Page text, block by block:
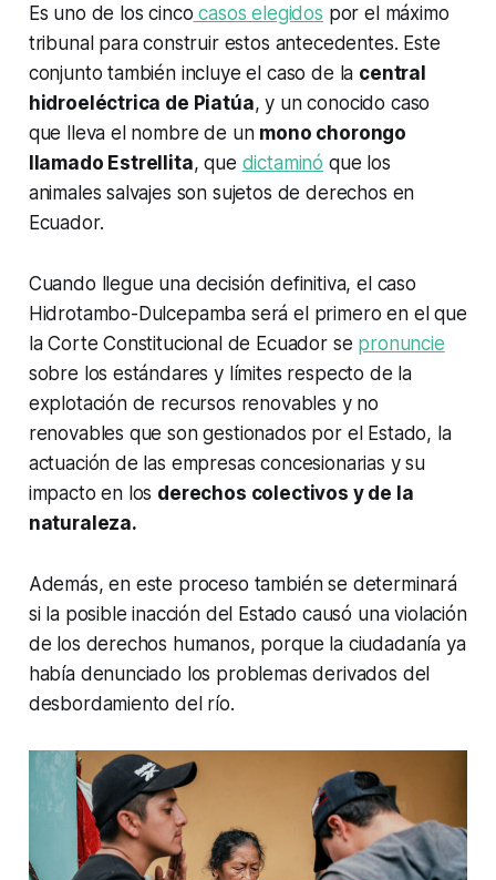
Es uno de los cinco casos elegidos por el máximo
tribunal para construir estos antecedentes. Este
conjunto también incluye el caso de la central
hidroeléctrica de Piatúa, y un conocido caso
que lleva el nombre de un mono chorongo
llamado Estrellita, que dictaminó que los
animales salvajes son sujetos de derechos en
Ecuador.
Cuando llegue una decisión definitiva, el caso
Hidrotambo-Dulcepamba será el primero en el que
la Corte Constitucional de Ecuador se pronuncie
sobre los estándares y límites respecto de la
explotación de recursos renovables y no
renovables que son gestionados por el Estado, la
actuación de las empresas concesionarias y su
impacto en los derechos colectivos y de la
naturaleza.
Además, en este proceso también se determinará
si la posible inacción del Estado causó una violación
de los derechos humanos, porque la ciudadanía ya
había denunciado los problemas derivados del
desbordamiento del río.